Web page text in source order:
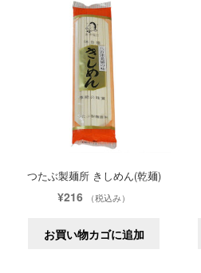
つたぶ製麺所 きしめん(乾麺)
¥216 （税込み）
お買い物カゴに追加